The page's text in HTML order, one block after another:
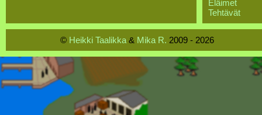
Eläimet
Tehtävät
© Heikki Taalikka& Mika R. 2009 - 2026